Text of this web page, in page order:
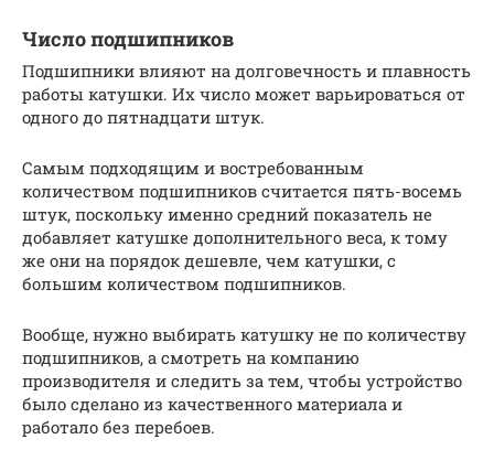
Число подшипников
Подшипники влияют на долговечность и плавность
работы катушки. Их число может варьироваться от
одного до пятнадцати штук.
Самым подходящим и востребованным
количеством подшипников считается пять-восемь
штук, поскольку именно средний показатель не
добавляет катушке дополнительного веса, к тому
же они на порядок дешевле, чем катушки, с
большим количеством подшипников.
Вообще, нужно выбирать катушку не по количеству
подшипников, а смотреть на компанию
производителя и следить за тем, чтобы устройство
было сделано из качественного материала и
работало без перебоев.